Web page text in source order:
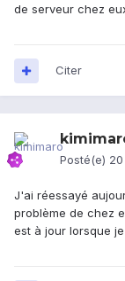
de serveur chez
Citer
Posté(e) 20
J'ai réessayé
problème de chez
est à jour lorsque